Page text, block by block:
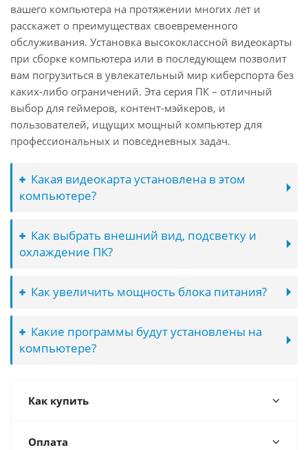
вашего компьютера на протяжении многих лет и
расскажет о преимуществах своевременного
обслуживания. Установка высококлассной видеокарты
при сборке компьютера или в последующем позволит
вам погрузиться в увлекательный мир киберспорта без
каких-либо ограничений. Эта серия ПК – отличный
выбор для геймеров, контент-мэйкеров, и
пользователей, ищущих мощный компьютер для
профессиональных и повседневных задач.
Какая видеокарта установлена в этом
компьютере?
Как выбрать внешний вид, подсветку и
охлаждение ПК?
Как увеличить мощность блока питания?
Какие программы будут установлены на
компьютере?
Как купить
Оплата